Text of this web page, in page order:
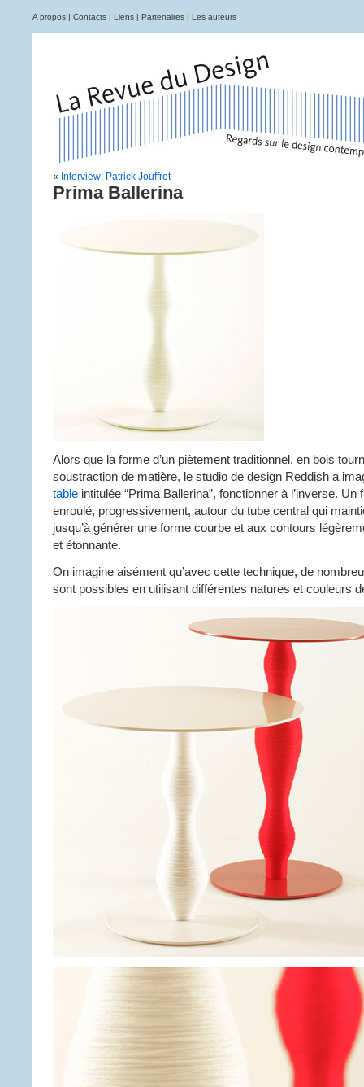
A propos | Contacts | Liens | Partenaires | Les auteurs
« Interview: Patrick Jouffret
Prima Ballerina
Alors que la forme d’un piètement traditionnel, en bois
soustraction de matière, le studio de design Reddish a
table intitulée “Prima Ballerina”, fonctionner à l’inverse. Un
enroulé, progressivement, autour du tube central qui
jusqu’à générer une forme courbe et aux contours
et étonnante.
On imagine aisément qu’avec cette technique, de
sont possibles en utilisant différentes natures et couleurs